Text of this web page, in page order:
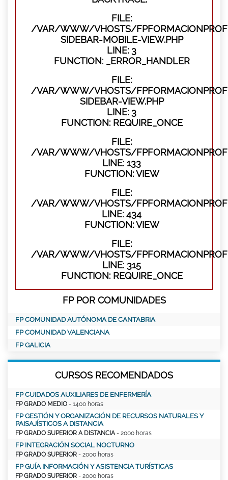
FILE:
/VAR/WWW/VHOSTS/
SIDEBAR-MOBILE-VIEW.PHP
LINE: 3
FUNCTION: _ERROR_HANDLER
FILE:
/VAR/WWW/VHOSTS/
SIDEBAR-VIEW.PHP
LINE: 3
FUNCTION: REQUIRE_ONCE
FILE:
/VAR/WWW/VHOSTS/
LINE: 133
FUNCTION: VIEW
FILE:
/VAR/WWW/VHOSTS/
LINE: 434
FUNCTION: VIEW
FILE:
/VAR/WWW/VHOSTS/
LINE: 315
FUNCTION: REQUIRE_ONCE
FP POR COMUNIDADES
FP COMUNIDAD AUTÓNOMA DE CANTABRIA
FP COMUNIDAD VALENCIANA
FP GALICIA
CURSOS RECOMENDADOS
FP CUIDADOS AUXILIARES DE ENFERMERÍA
FP GRADO MEDIO - 1400 horas
FP GESTIÓN Y ORGANIZACIÓN DE RECURSOS NATURALES Y
PAISAJÍSTICOS A DISTANCIA
FP GRADO SUPERIOR A DISTANCIA - 2000 horas
FP INTEGRACIÓN SOCIAL NOCTURNO
FP GRADO SUPERIOR - 2000 horas
FP GUÍA INFORMACIÓN Y ASISTENCIA TURÍSTICAS
FP GRADO SUPERIOR - 2000 horas